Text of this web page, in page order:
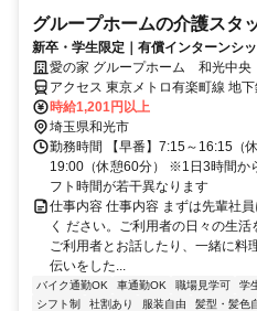
グループホームの介護スタ
新卒・学生限定｜有償インターンシ
リー前に業界体験♪
愛の家 グループホーム 和光中央
アクセス 東京メトロ有楽町線 地
上線 和光市南口徒歩約18分、東京
18分 「地下鉄成増駅」徒歩17分
時給1,201円以上
埼玉県和光市
勤務時間 【早番】7:15～16:15（
19:00（休憩60分） ※1日3時間か
フト時間が若干異なります
仕事内容 仕事内容 まずは先輩社
く ださい。ご利用者の日々の生活
ご利用者とお話したり、一緒に料
伝いをした...
バイク通勤OK 車通勤OK 職場見学可 学
シフト制
社割あり 服装自由 髪型・髪色